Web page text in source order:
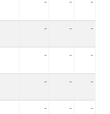
- - -
- - -
- - -
- - -